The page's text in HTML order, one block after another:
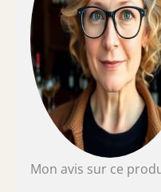
produits qui
Compresseur
température était
compresseur. Bon
silencieuse, la
dans la cuisine ou
Kalamera: Une
plus rapide grâce
pointe. Rejoignez
500,000
Mon avis sur ce